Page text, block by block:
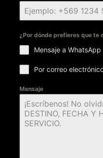
¿Por dónde prefieres que te
Mensaje a WhatsApp
Por correo
Mensaje